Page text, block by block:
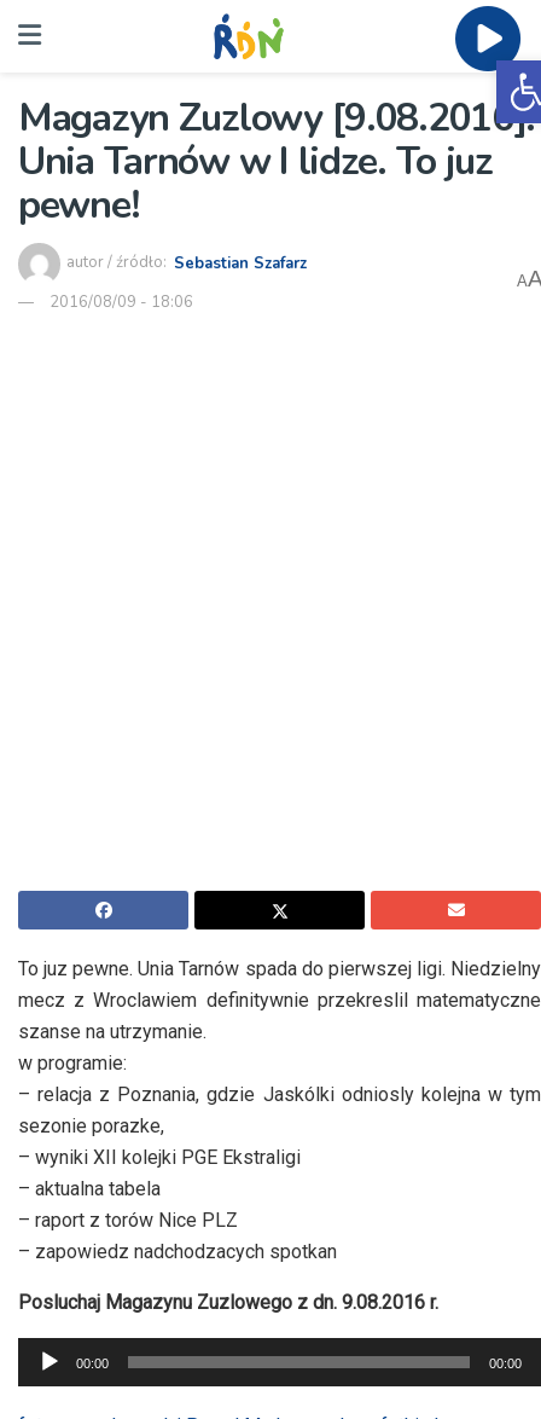
Magazyn Zuzlowy [9.08.2016]:
Unia Tarnów w I lidze. To juz
pewne!
autor / źródło: Sebastian Szafarz
2016/08/09 - 18:06
A
To juz pewne. Unia Tarnów spada do pierwszej ligi. Niedzielny
mecz z Wroclawiem definitywnie przekreslil matematyczne
szanse na utrzymanie.
w programie:
– relacja z Poznania, gdzie Jaskólki odniosly kolejna w tym
sezonie porazke,
– wyniki XII kolejki PGE Ekstraligi
– aktualna tabela
– raport z torów Nice PLZ
– zapowiedz nadchodzacych spotkan
Posluchaj Magazynu Zuzlowego z dn. 9.08.2016 r.
Odtwarzacz
plików
00:00 00:00